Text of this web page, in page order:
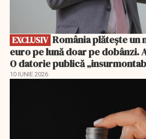
EXCLUSIV
euro pe lună doar pe dobânzi.
O datorie publică
10 IUNIE 2026